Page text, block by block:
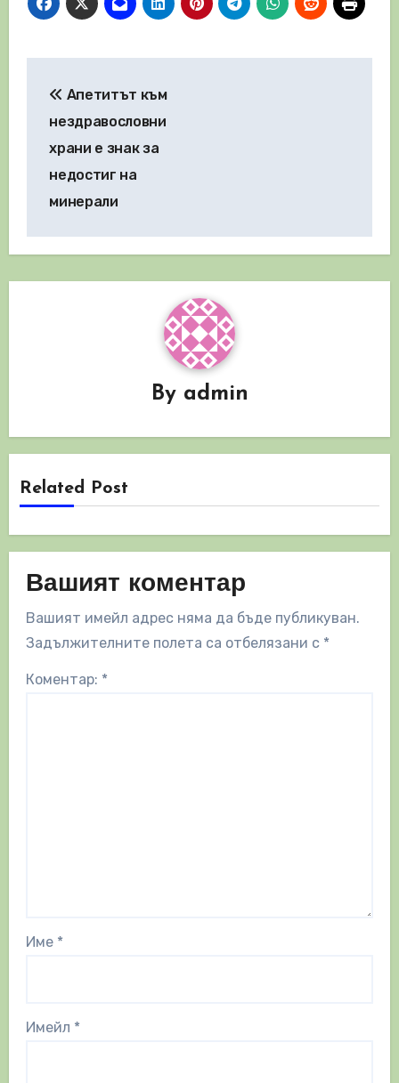
Апетитът към
нездравословни
храни е знак за
недостиг на
минерали
By admin
Related Post
Вашият коментар
Вашият имейл адрес няма да бъде публикуван.
Задължителните полета са отбелязани с *
Коментар: *
Име *
Имейл *